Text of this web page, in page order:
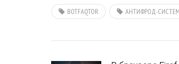
BOTFAQTOR АНТИФРОД-